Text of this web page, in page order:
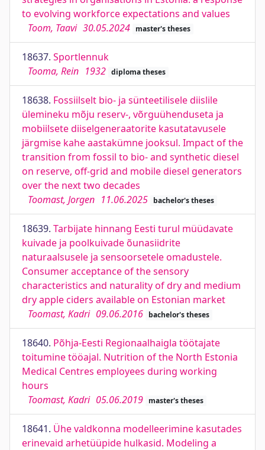
to evolving workforce expectations and values
Toom, Taavi 30.05.2024 master's theses
18637. Sportlennuk
Tooma, Rein 1932 diploma theses
18638. Fossiilselt bio- ja sünteetilisele diislile
ülemineku mõju reserv-, võrguühenduseta ja
mobiilsete diiselgeneraatorite kasutatavusele
järgmise kahe aastakümne jooksul. Impact of the
transition from fossil to bio- and synthetic diesel
on reserve, off-grid and mobile diesel generators
over the next two decades
Toomast, Jorgen 11.06.2025 bachelor's theses
18639. Tarbijate hinnang Eesti turul müüdavate
kuivade ja poolkuivade õunasiidrite
naturaalsusele ja sensoorsetele omadustele.
Consumer acceptance of the sensory
characteristics and naturality of dry and medium
dry apple ciders available on Estonian market
Toomast, Kadri 09.06.2016 bachelor's theses
18640. Põhja-Eesti Regionaalhaigla töötajate
toitumine tööajal. Nutrition of the North Estonia
Medical Centres employees during working
hours
Toomast, Kadri 05.06.2019 master's theses
18641. Ühe valdkonna modelleerimine kasutades
erinevaid arhetüüpide hulkasid. Modeling a